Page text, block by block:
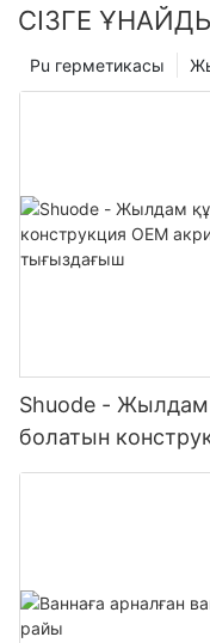
СІЗГЕ
Pu герметикасы
Shuode - Жылдам
болатын
тығыздағыш